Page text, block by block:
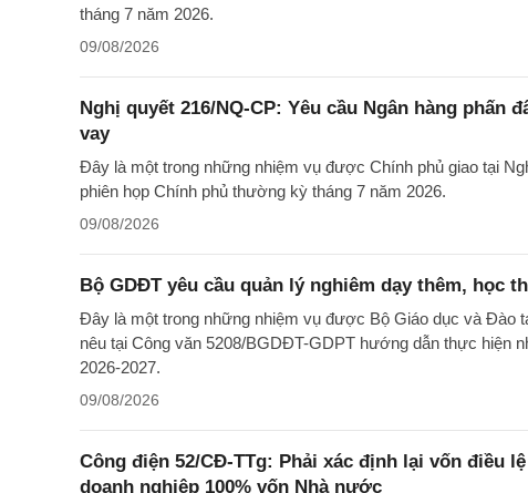
tháng 7 năm 2026.
09/08/2026
Nghị quyết 216/NQ-CP: Yêu cầu Ngân hàng phấn
vay
Đây là một trong những nhiệm vụ được Chính phủ giao tại
phiên họp Chính phủ thường kỳ tháng 7 năm 2026.
09/08/2026
Bộ GDĐT yêu cầu quản lý nghiêm dạy thêm, học
Đây là một trong những nhiệm vụ được Bộ Giáo dục và Đào
nêu tại Công văn 5208/BGDĐT-GDPT hướng dẫn thực hiện
2026-2027.
09/08/2026
Công điện 52/CĐ-TTg: Phải xác định lại vốn điều
doanh nghiệp 100% vốn Nhà nước